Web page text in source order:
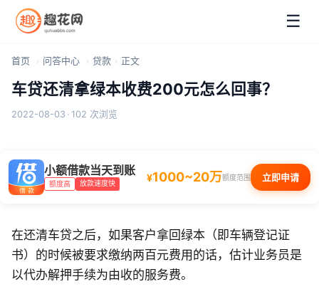
☰
首页 问答中心 贷款 正文
车贷还清拿绿本收费200元怎么回事？
2022-08-03 · 102 次浏览
小额借款当天到账
额度高 放款速度快 ¥1000~20万额度范围 立即申请
在还清车贷之后，如果客户拿回绿本（即车辆登记证
书）的时候被要求缴纳两百元费用的话，估计业务员是
以代办解押手续为由收的服务费。